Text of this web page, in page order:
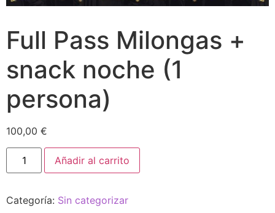
Full Pass Milongas +
snack noche (1
persona)
100,00 €
Añadir al carrito
Categoría: Sin categorizar